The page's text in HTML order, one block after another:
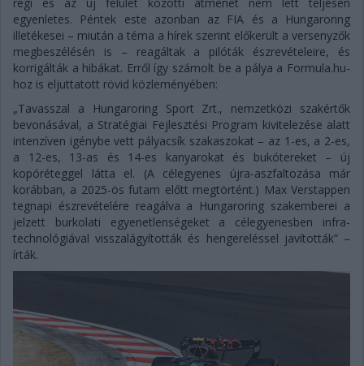
egyenletes. Péntek este azonban az FIA és a Hungaroring
illetékesei – miután a téma a hírek szerint előkerült a versenyzők
megbeszélésén is – reagáltak a pilóták észrevételeire, és
korrigálták a hibákat. Erről így számolt be a pálya a Formula.hu-
hoz is eljuttatott rövid közleményében:
„Tavasszal a Hungaroring Sport Zrt., nemzetközi szakértők
bevonásával, a Stratégiai Fejlesztési Program kivitelezése alatt
intenzíven igénybe vett pályacsík szakaszokat – az 1-es, a 2-es,
a 12-es, 13-as és 14-es kanyarokat és bukótereket – új
kopóréteggel látta el. (A célegyenes újra-aszfaltozása már
korábban, a 2025-ös futam előtt megtörtént.) Max Verstappen
tegnapi észrevételére reagálva a Hungaroring szakemberei a
jelzett burkolati egyenetlenségeket a célegyenesben infra-
technológiával visszalágyították és hengereléssel javították” –
írták.